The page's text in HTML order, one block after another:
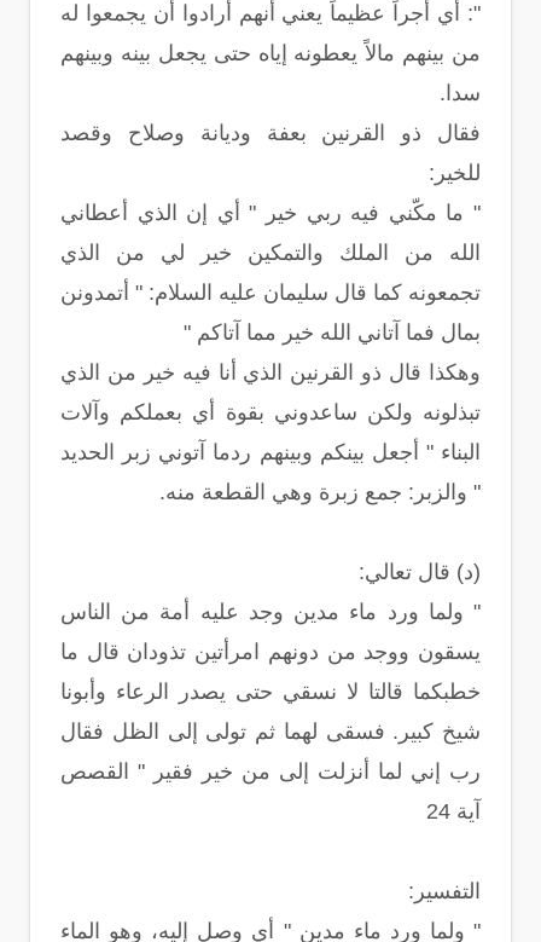
": أي أجراً عظيماً يعني أنهم أرادوا أن يجمعوا له
من بينهم مالاً يعطونه إياه حتى يجعل بينه وبينهم
سدا.
فقال ذو القرنين بعفة وديانة وصلاح وقصد
للخير:
" ما مكّني فيه ربي خير " أي إن الذي أعطاني
الله من الملك والتمكين خير لي من الذي
تجمعونه كما قال سليمان عليه السلام: " أتمدونن
بمال فما آتاني الله خير مما آتاكم "
وهكذا قال ذو القرنين الذي أنا فيه خير من الذي
تبذلونه ولكن ساعدوني بقوة أي بعملكم وآلات
البناء " أجعل بينكم وبينهم ردما آتوني زبر الحديد
" والزبر: جمع زبرة وهي القطعة منه.
(د) قال تعالي:
" ولما ورد ماء مدين وجد عليه أمة من الناس
يسقون ووجد من دونهم امرأتين تذودان قال ما
خطبكما قالتا لا نسقي حتى يصدر الرعاء وأبونا
شيخ كبير. فسقى لهما ثم تولى إلى الظل فقال
رب إني لما أنزلت إلى من خير فقير " القصص
آية 24
التفسير:
" ولما ورد ماء مدين " أي وصل إليه، وهو الماء